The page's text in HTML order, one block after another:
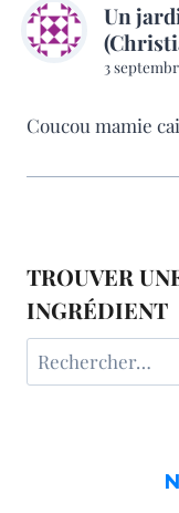
Un
3
Coucou mamie
TROUVER
INGRÉDIENT
Rechercher :